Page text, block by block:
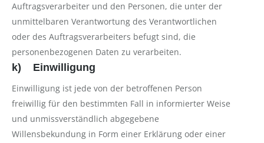
Auftragsverarbeiter und den Personen, die unter der
unmittelbaren Verantwortung des Verantwortlichen
oder des Auftragsverarbeiters befugt sind, die
personenbezogenen Daten zu verarbeiten.
k) Einwilligung
Einwilligung ist jede von der betroffenen Person
freiwillig für den bestimmten Fall in informierter Weise
und unmissverständlich abgegebene
Willensbekundung in Form einer Erklärung oder einer